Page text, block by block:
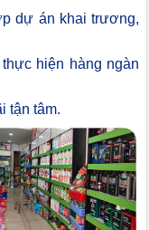
dự án khai trương,
hiện hàng ngàn
tận tâm.